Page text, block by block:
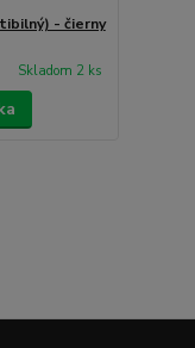
- čierny
Skladom 2 ks